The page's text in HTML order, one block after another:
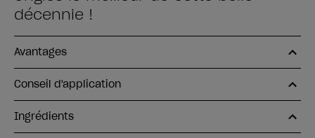
décennie !
Avantages
Conseil d'application
Ingrédients